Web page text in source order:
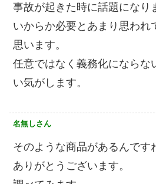
事故が起きた時に話題になり
いからか必要とあまり思われ
思います。
任意ではなく義務化にならな
い気がします。
名無しさん
そのような商品があるんです
ありがとうございます。